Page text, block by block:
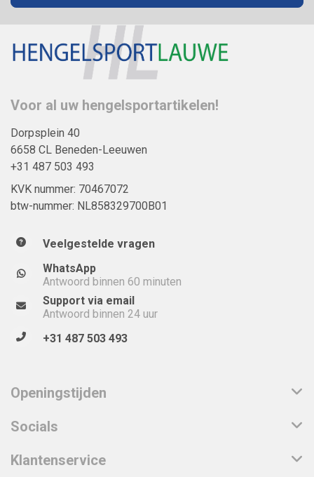
Voor al uw hengelsportartikelen!
Dorpsplein 40
6658 CL Beneden-Leeuwen
+31 487 503 493
KVK nummer: 70467072
btw-nummer: NL858329700B01
Veelgestelde vragen
WhatsApp
Antwoord binnen 60 minuten
Support via email
Antwoord binnen 24 uur
+31 487 503 493
Openingstijden
Socials
Klantenservice